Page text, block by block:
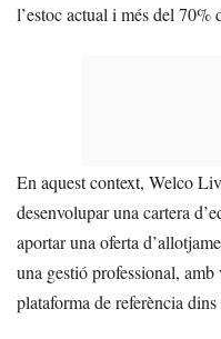
l’estoc actual i més del 70%
En aquest context, Welco
desenvolupar una cartera
aportar una oferta
una gestió professional,
plataforma de referència